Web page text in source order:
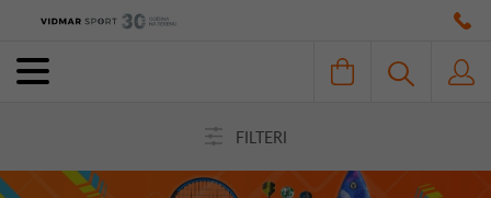
FILTERI